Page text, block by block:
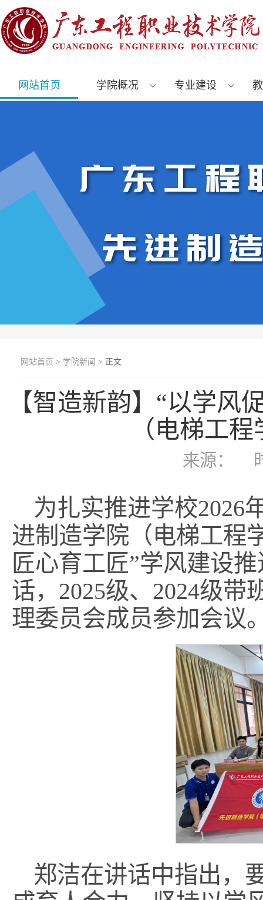
网站首页 学院概况 专业建设
网站首页 > 学院新闻 > 正文
【智造新韵】“以学
（电梯工
来源：
为扎实推进学校2026
进制造学院（电梯工程
匠心育工匠”学风建设
话，2025级、2024级
理委员会成员参加会议
郑洁在讲话中指出，